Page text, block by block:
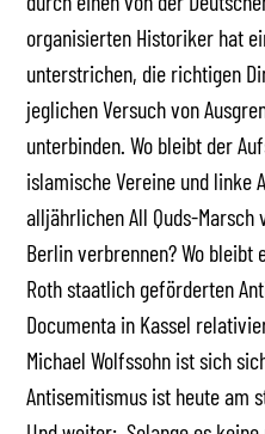
organisierten Historiker hat
unterstrichen, die richtigen
jeglichen Versuch von
unterbinden. Wo bleibt der
islamische Vereine und linke
alljährlichen All Quds-
Berlin verbrennen? Wo
Roth staatlich geförderten
Documenta in Kassel
Michael Wolfssohn ist sich
Antisemitismus ist heute am